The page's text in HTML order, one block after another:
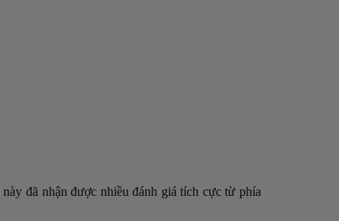
đã nhận được nhiều đánh giá tích cực từ phía